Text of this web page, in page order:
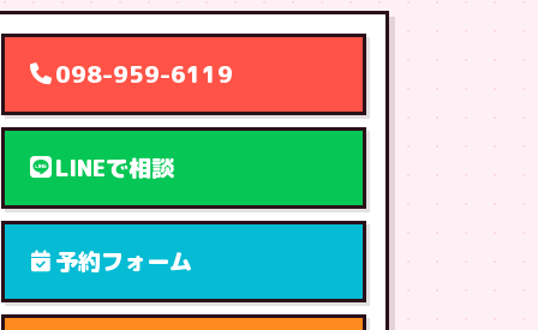
098-959-6119
LINEで相談
予約フォーム